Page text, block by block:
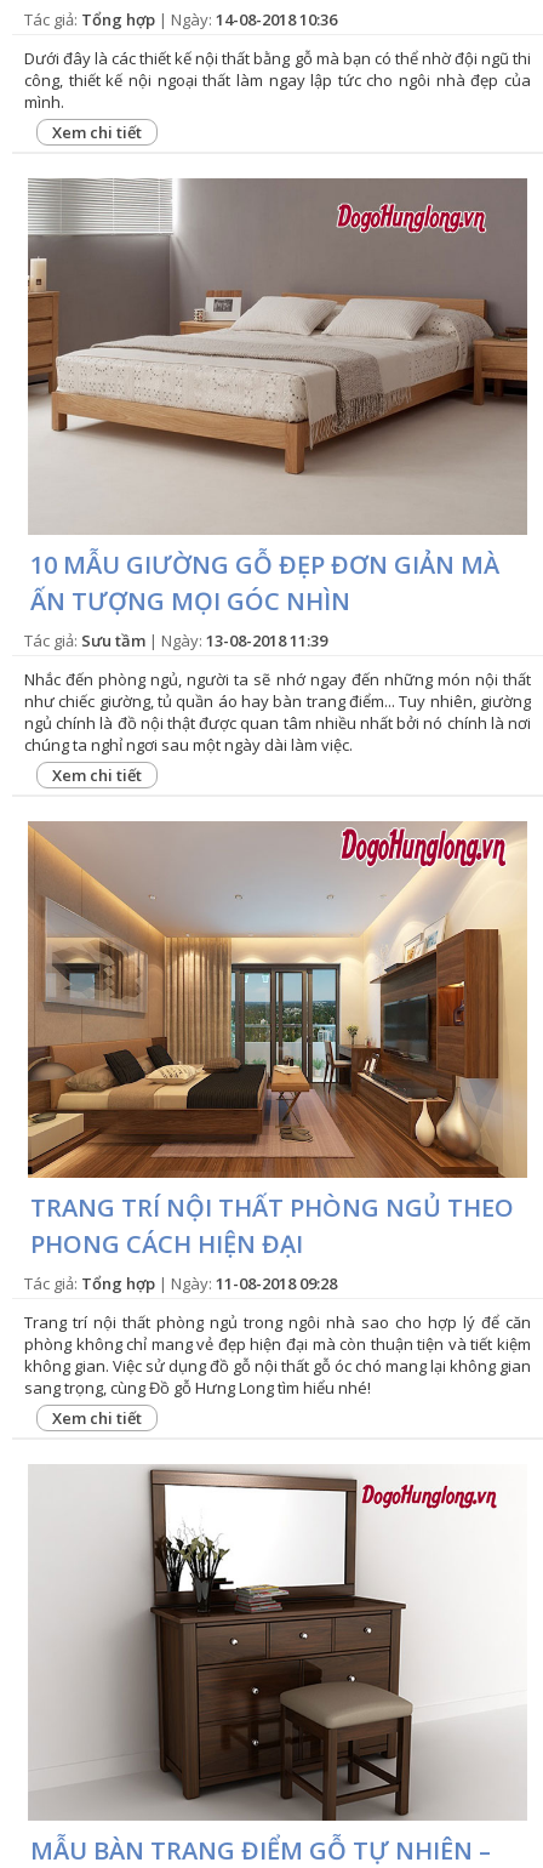
Tác giả: Tổng hợp | Ngày: 14-08-2018 10:36
Dưới đây là các thiết kế nội thất bằng gỗ mà bạn có thể nhờ đội ngũ thi
công, thiết kế nội ngoại thất làm ngay lập tức cho ngôi nhà đẹp của
mình.
Xem chi tiết
10 MẪU GIƯỜNG GỖ ĐẸP ĐƠN GIẢN MÀ
ẤN TƯỢNG MỌI GÓC NHÌN
Tác giả: Sưu tầm | Ngày: 13-08-2018 11:39
Nhắc đến phòng ngủ, người ta sẽ nhớ ngay đến những món nội thất
như chiếc giường, tủ quần áo hay bàn trang điểm... Tuy nhiên, giường
ngủ chính là đồ nội thật được quan tâm nhiều nhất bởi nó chính là nơi
chúng ta nghỉ ngơi sau một ngày dài làm việc.
Xem chi tiết
TRANG TRÍ NỘI THẤT PHÒNG NGỦ THEO
PHONG CÁCH HIỆN ĐẠI
Tác giả: Tổng hợp | Ngày: 11-08-2018 09:28
Trang trí nội thất phòng ngủ trong ngôi nhà sao cho hợp lý để căn
phòng không chỉ mang vẻ đẹp hiện đại mà còn thuận tiện và tiết kiệm
không gian. Việc sử dụng đồ gỗ nội thất gỗ óc chó mang lại không gian
sang trọng, cùng Đồ gỗ Hưng Long tìm hiểu nhé!
Xem chi tiết
MẪU BÀN TRANG ĐIỂM GỖ TỰ NHIÊN –